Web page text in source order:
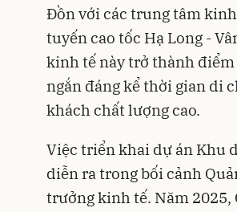
Đồn với các trung tâm
tuyến cao tốc Hạ Long -
kinh tế này trở thành
ngắn đáng kể thời gian di
khách chất lượng cao.
Việc triển khai dự án Khu
diễn ra trong bối cảnh
trưởng kinh tế. Năm 2025,